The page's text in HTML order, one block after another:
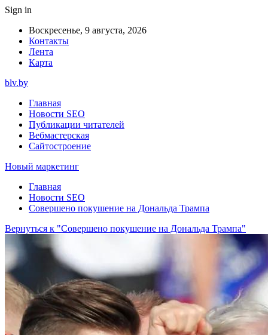
Sign in
Воскресенье, 9 августа, 2026
Контакты
Лента
Карта
blv.by
Главная
Новости SEO
Публикации читателей
Вебмастерская
Сайтостроение
Новый маркетинг
Главная
Новости SEO
Совершено покушение на Дональда Трампа
Вернуться к "Совершено покушение на Дональда Трампа"